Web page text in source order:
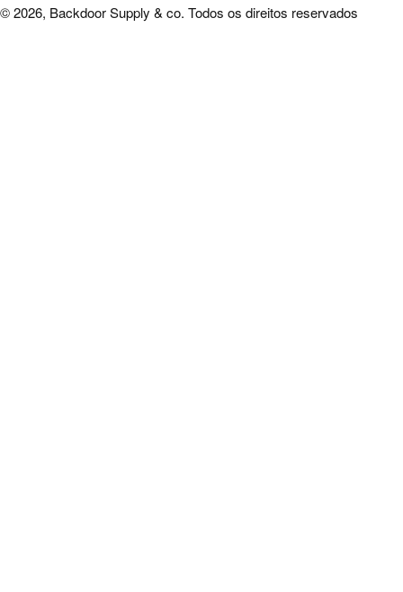
© 2026, Backdoor Supply & co. Todos os direitos reservados